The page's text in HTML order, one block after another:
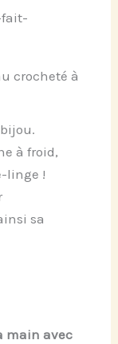
crocheté à
à froid,
linge !
sa
main avec